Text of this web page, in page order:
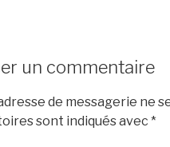
un commentaire
de messagerie ne
sont indiqués avec *